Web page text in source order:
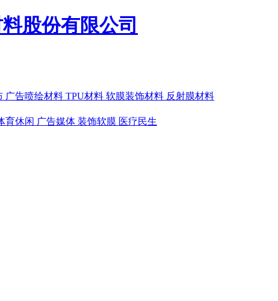
广告喷绘材料 TPU材料 软膜装饰材料 反射膜材料
育休闲 广告媒体 装饰软膜 医疗民生